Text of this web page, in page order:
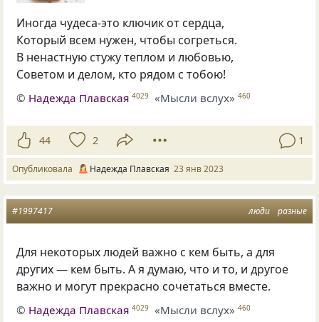
Иногда чудеса-это ключик от сердца,
Который всем нужен, чтобы согреться.
В ненастную стужу теплом и любовью,
Советом и делом, кто рядом с тобою!
© Надежда Плавская 4029 «Мысли вслух» 460
44 2 1
Опубликовала Надежда Плавская 23 янв 2023
люди разные
#1997417
Для некоторых людей важно с кем быть, а для
других — кем быть. А я думаю, что и то, и другое
важно и могут прекрасно сочетаться вместе.
© Надежда Плавская 4029 «Мысли вслух» 460